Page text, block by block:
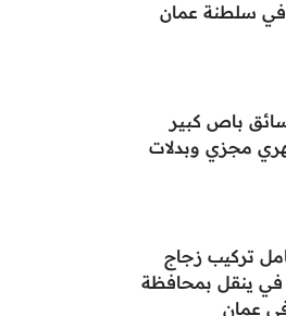
سلطنة عمان
باص كبير
مجزي وبدلات
تركيب زجاج
في ينقل بمحافظة
عمان